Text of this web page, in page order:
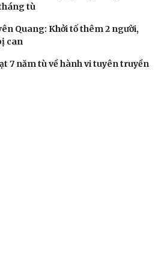
tù
Quang: Khởi tố thêm 2 người,
can
7 năm tù về hành vi tuyên truyền